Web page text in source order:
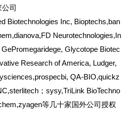
司
Biotechnologies Inc, Bioptechs,ban
Neurotechnologies,In
Glycotope Biotec
Research of America, Ludger,
QA-BIO,quickz
；sysy,TriLink BioTechno
等几十家国外公司授权